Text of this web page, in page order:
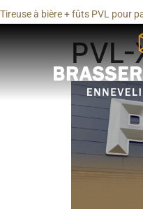
Tireuse à bière + fûts PVL pour